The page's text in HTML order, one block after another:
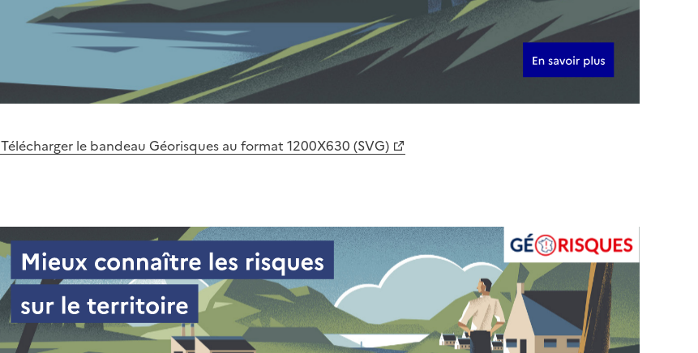
Télécharger le bandeau Géorisques au format 1200X630 (SVG)